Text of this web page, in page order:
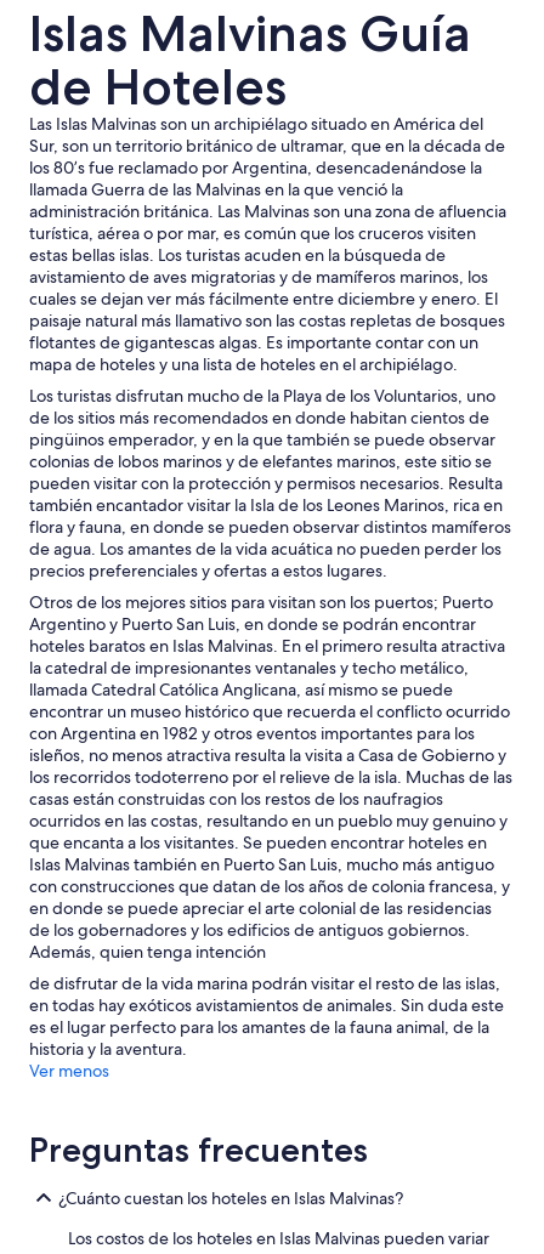
Islas Malvinas Guía
de Hoteles
Las Islas Malvinas son un archipiélago situado en América del
Sur, son un territorio británico de ultramar, que en la década de
los 80’s fue reclamado por Argentina, desencadenándose la
llamada Guerra de las Malvinas en la que venció la
administración británica. Las Malvinas son una zona de afluencia
turística, aérea o por mar, es común que los cruceros visiten
estas bellas islas. Los turistas acuden en la búsqueda de
avistamiento de aves migratorias y de mamíferos marinos, los
cuales se dejan ver más fácilmente entre diciembre y enero. El
paisaje natural más llamativo son las costas repletas de bosques
flotantes de gigantescas algas. Es importante contar con un
mapa de hoteles y una lista de hoteles en el archipiélago.
Los turistas disfrutan mucho de la Playa de los Voluntarios, uno
de los sitios más recomendados en donde habitan cientos de
pingüinos emperador, y en la que también se puede observar
colonias de lobos marinos y de elefantes marinos, este sitio se
pueden visitar con la protección y permisos necesarios. Resulta
también encantador visitar la Isla de los Leones Marinos, rica en
flora y fauna, en donde se pueden observar distintos mamíferos
de agua. Los amantes de la vida acuática no pueden perder los
precios preferenciales y ofertas a estos lugares.
Otros de los mejores sitios para visitan son los puertos; Puerto
Argentino y Puerto San Luis, en donde se podrán encontrar
hoteles baratos en Islas Malvinas. En el primero resulta atractiva
la catedral de impresionantes ventanales y techo metálico,
llamada Catedral Católica Anglicana, así mismo se puede
encontrar un museo histórico que recuerda el conflicto ocurrido
con Argentina en 1982 y otros eventos importantes para los
isleños, no menos atractiva resulta la visita a Casa de Gobierno y
los recorridos todoterreno por el relieve de la isla. Muchas de las
casas están construidas con los restos de los naufragios
ocurridos en las costas, resultando en un pueblo muy genuino y
que encanta a los visitantes. Se pueden encontrar hoteles en
Islas Malvinas también en Puerto San Luis, mucho más antiguo
con construcciones que datan de los años de colonia francesa, y
en donde se puede apreciar el arte colonial de las residencias
de los gobernadores y los edificios de antiguos gobiernos.
Además, quien tenga intención
de disfrutar de la vida marina podrán visitar el resto de las islas,
en todas hay exóticos avistamientos de animales. Sin duda este
es el lugar perfecto para los amantes de la fauna animal, de la
historia y la aventura.
Ver menos
Preguntas frecuentes
¿Cuánto cuestan los hoteles en Islas Malvinas?
Los costos de los hoteles en Islas Malvinas pueden variar